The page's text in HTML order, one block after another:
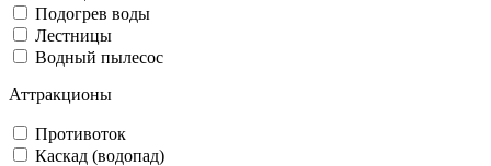
Подогрев воды
Лестницы
Водный пылесос
Аттракционы
Противоток
Каскад (водопад)